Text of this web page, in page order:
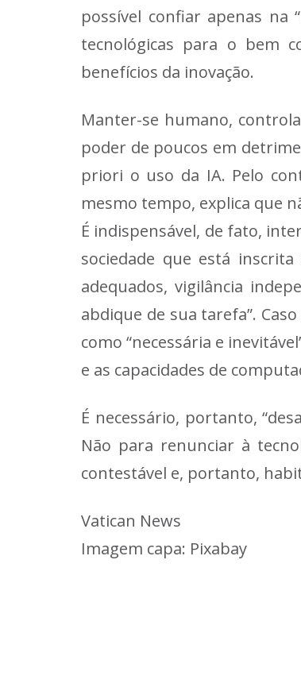
possível confiar apenas na
tecnológicas para o bem
benefícios da inovação.
Manter-se humano,
poder de poucos em
priori o uso da IA. Pelo
mesmo tempo, explica que
É indispensável, de fato,
sociedade que está
adequados, vigilância
abdique de sua tarefa”.
como “necessária e
e as capacidades de
É necessário, portanto,
Não para renunciar à
contestável e, portanto,
Vatican News
Imagem capa: Pixabay